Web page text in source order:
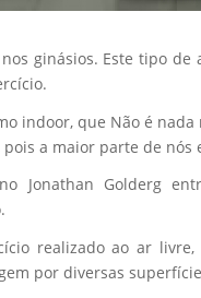
ginásios. Este tipo
indoor, que Não é
a maior parte de
Jonathan Golderg
realizado ao ar
por diversas